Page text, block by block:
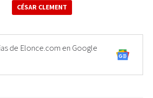
CÉSAR CLEMENT
de Elonce.com en Google